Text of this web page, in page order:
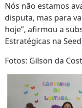
Nós não estamos
disputa, mas para
hoje”, afirmou a
Estratégicas na
Fotos: Gilson da